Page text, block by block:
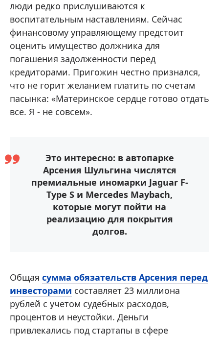
люди редко прислушиваются к
воспитательным наставлениям. Сейчас
финансовому управляющему предстоит
оценить имущество должника для
погашения задолженности перед
кредиторами. Пригожин честно признался,
что не горит желанием платить по счетам
пасынка: «Материнское сердце готово отдать
все. Я - не совсем».
Это интересно: в автопарке
Арсения Шульгина числятся
премиальные иномарки Jaguar F-
Type S и Mercedes Maybach,
которые могут пойти на
реализацию для покрытия
долгов.
Общая сумма обязательств Арсения перед
инвесторами составляет 23 миллиона
рублей с учетом судебных расходов,
процентов и неустойки. Деньги
привлекались под стартапы в сфере